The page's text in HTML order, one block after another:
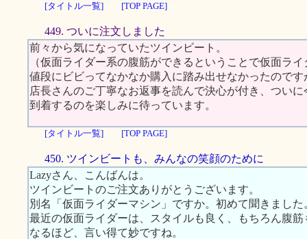
[タイトル一覧] [TOP PAGE]
449. ついに注文しました
前々から気になっていたツインビート。
（仮面ライダー系の腹筋ができるということで仮面ラ
値段にビビってなかなか購入に踏み出せなかったので
店長さんのご丁寧なお返事を読んで決心が付き、つい
到着するのを楽しみに待っています。
[タイトル一覧] [TOP PAGE]
450. ツインビートも、みんなの笑顔のために
Lazyさん、こんばんは。
ツインビートのご注文ありがとうございます。
別名「仮面ライダーマシン」ですか。初めて聞きました
最近の仮面ライダーは、スタイルも良く、もちろん腹筋
なるほど、言い得て妙ですね。